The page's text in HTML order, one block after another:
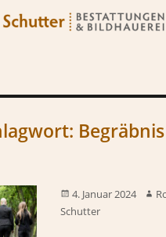
Begräbnis
4. Januar 2024
Schutter